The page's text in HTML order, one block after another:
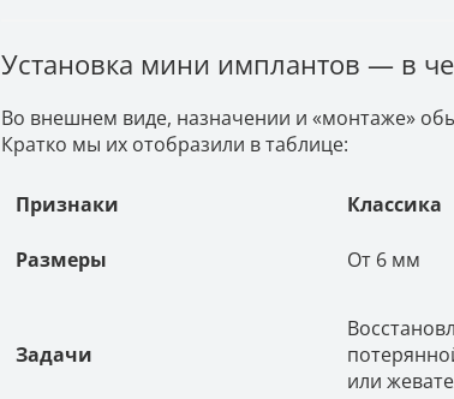
Установка мини имплантов — в
Во внешнем виде, назначении и «монтаже»
Кратко мы их отобразили в таблице:
Признаки Классика
Размеры От 6 мм
Задачи
или